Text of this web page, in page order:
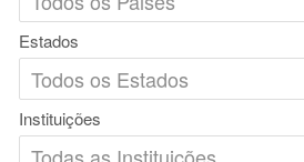
Estados
Instituições